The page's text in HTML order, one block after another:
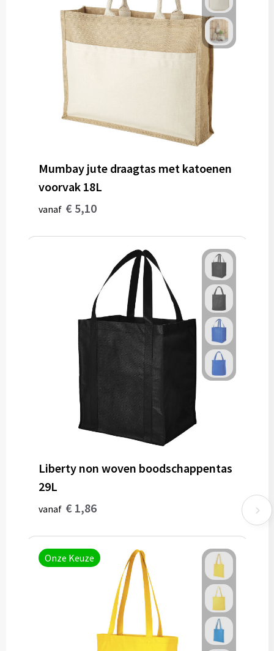
Gereedschap
Persoonlijke verzorging
Zonnebrillen
Mumbay jute draagtas met katoenen
voorvak 18L
vanaf € 5,10
Liberty non woven boodschappentas
29L
vanaf € 1,86
Onze Keuze